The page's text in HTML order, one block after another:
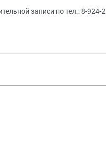
записи по тел.: 8-924-